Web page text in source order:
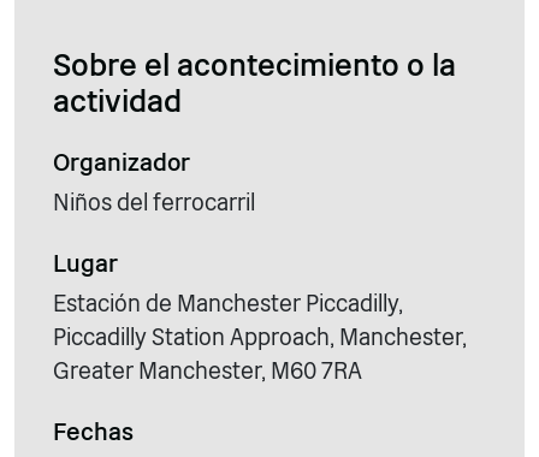
Sobre el acontecimiento o la
actividad
Organizador
Niños del ferrocarril
Lugar
Estación de Manchester Piccadilly,
Piccadilly Station Approach, Manchester,
Greater Manchester, M60 7RA
Fechas